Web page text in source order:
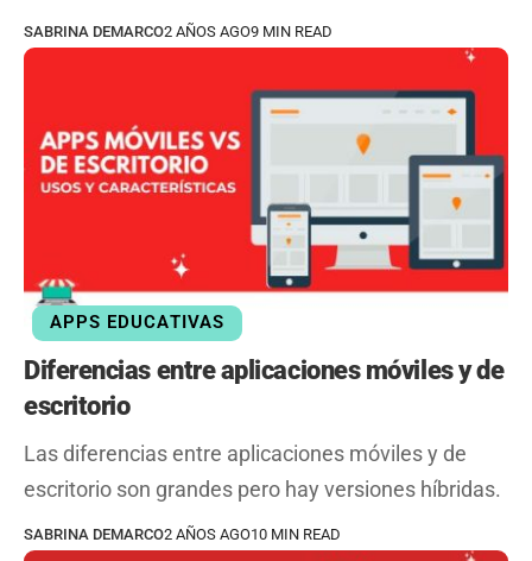
SABRINA DEMARCO2 AÑOS AGO9 MIN READ
APPS EDUCATIVAS
Diferencias entre aplicaciones móviles y de
escritorio
Las diferencias entre aplicaciones móviles y de
escritorio son grandes pero hay versiones híbridas.
SABRINA DEMARCO2 AÑOS AGO10 MIN READ